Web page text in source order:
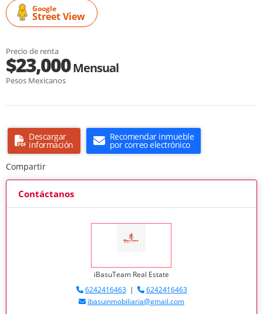
Google
Street View
Precio de renta
$23,000Mensual
Pesos Mexicanos
Descargar
información
Recomendar inmueble
por correo electrónico
Compartir
Contáctanos
iBasuTeam Real Estate
6242416463|
6242416463
ibasuinmobiliaria@gmail.com